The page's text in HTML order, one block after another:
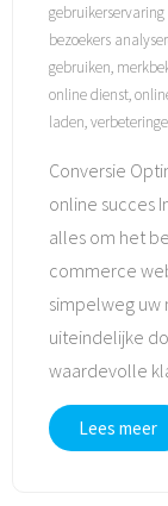
gebruikerservaring
bezoekers
gebruiken,
online dienst,
laden,
Conversie
online succes
alles om het
commerce
simpelweg
uiteindelijke
waardevolle
Lees meer